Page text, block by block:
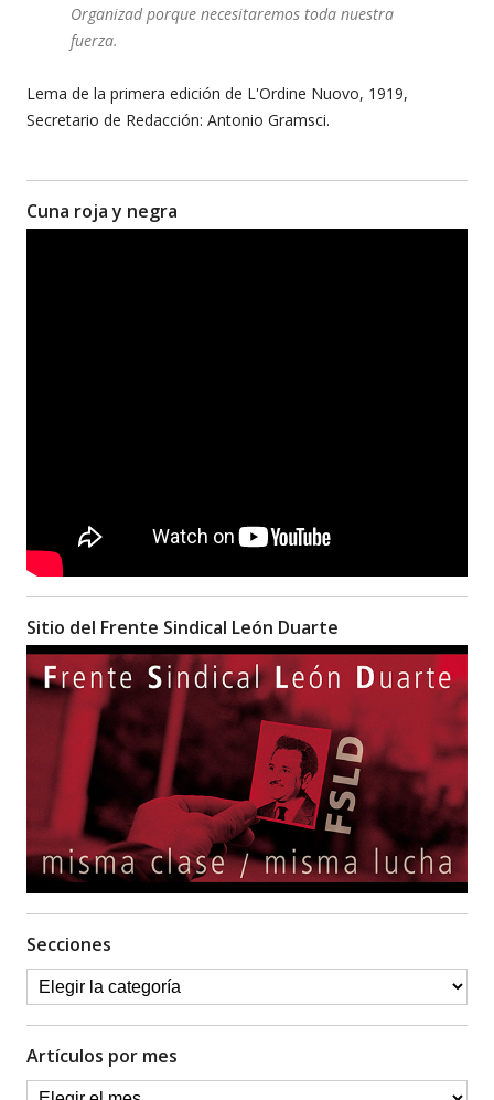
Organizad porque necesitaremos toda nuestra
fuerza.
Lema de la primera edición de L'Ordine Nuovo, 1919,
Secretario de Redacción: Antonio Gramsci.
Cuna roja y negra
Sitio del Frente Sindical León Duarte
Secciones
Artículos por mes